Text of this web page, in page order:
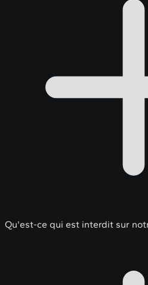
Qu'est-ce qui est interdit sur